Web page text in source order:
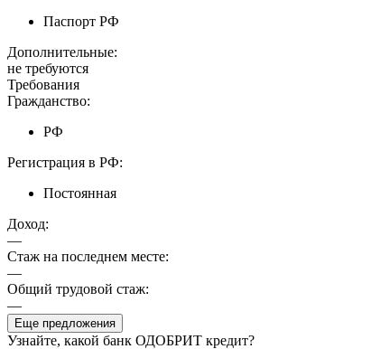
Паспорт РФ
Дополнительные:
не требуются
Требования
Гражданство:
РФ
Регистрация в РФ:
Постоянная
Доход:
—
Стаж на последнем месте:
—
Общий трудовой стаж:
—
Еще предложения
Узнайте, какой банк ОДОБРИТ кредит?